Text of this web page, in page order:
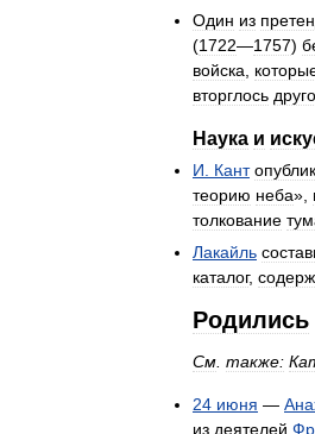
Один из
(1722—1757)
войска
вторглось
Наука и
И Кант
теорию неба»,
толкование
Лакайль
каталог,
Родились
См также:
24 июня —
из деятелей